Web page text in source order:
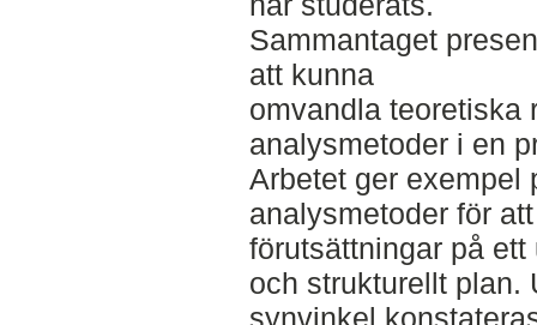
Sammantaget
att kunna
omvandla teoretiska
analysmetoder i en
Arbetet ger exempel
analysmetoder för
förutsättningar på
och strukturellt plan.
synvinkel